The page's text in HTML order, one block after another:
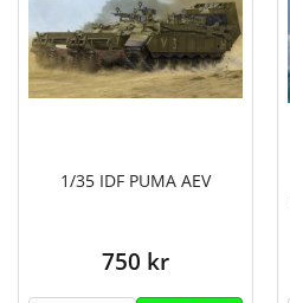
1/35 IDF PUMA AEV
750 kr